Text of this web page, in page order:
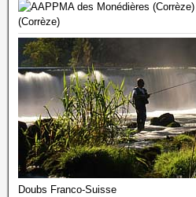
(Corrèze)
Doubs Franco-Suisse